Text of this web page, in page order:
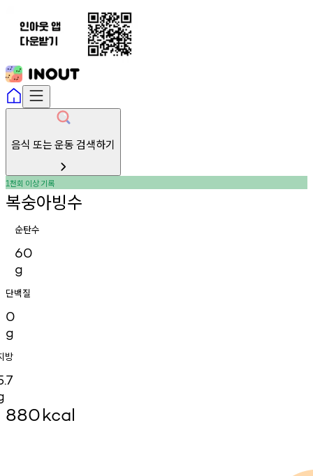
음식 또는 운동 검색하기
1천회 이상기록
복숭아빙수
순탄수
60
g
단백질
0
g
방
880kcal